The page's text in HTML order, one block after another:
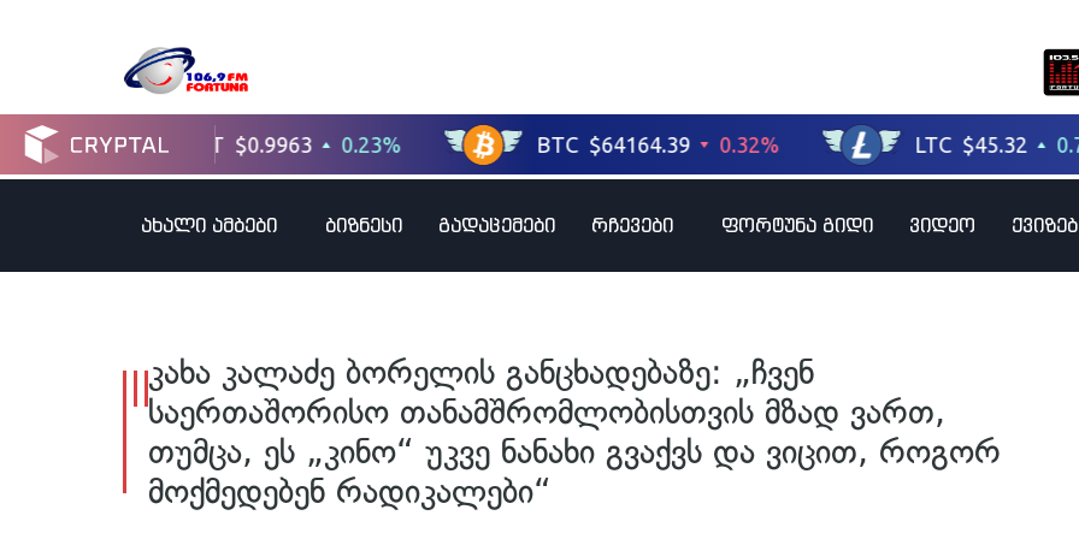
ახალი ამბები ბიზნესი გადაცემები რჩევები ფორტუნა გიდი ვიდეო
კახა კალაძე ბორელის განცხადებაზე: „ჩვენ
საერთაშორისო თანამშრომლობისთვის მზად ვართ,
თუმცა, ეს „კინო“ უკვე ნანახი გვაქვს და ვიცით, როგორ
მოქმედებენ რადიკალები“